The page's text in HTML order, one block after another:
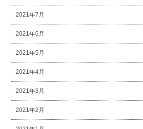
2021年7月
2021年6月
2021年5月
2021年4月
2021年3月
2021年2月